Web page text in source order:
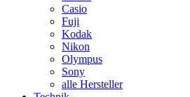
Casio
Fuji
Kodak
Nikon
Olympus
Sony
alle Hersteller